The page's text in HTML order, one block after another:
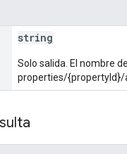
string
Solo salida. El nombre
properties/